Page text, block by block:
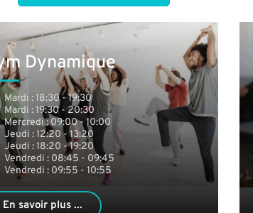
Dynamique
Mardi : 18:30 - 19:30
Mardi : 19:30 - 20:30
Mercredi : 09:00 - 10:00
Jeudi : 12:20 - 13:20
Jeudi : 18:20 - 19:20
Vendredi : 08:45 - 09:45
Vendredi : 09:55 - 10:55
En savoir plus ...